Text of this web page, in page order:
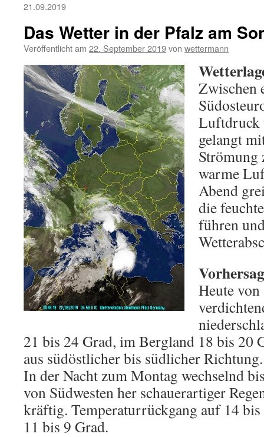
21.09.2019
Das Wetter in der Pfalz am
Veröffentlicht am 22. September 2019von wettermann
Zwischen
Luftdruck
gelangt
Strömung
warme
Abend
die
führen
Heute von
21 bis 24 Grad, im Bergland 18 bis 20
aus südöstlicher bis südlicher Richtung.
In der Nacht zum Montag wechselnd
von Südwesten her schauerartiger
kräftig. Temperaturrückgang auf 14
11 bis 9 Grad.